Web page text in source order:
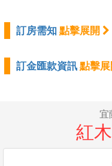
訂房需知 點擊展開
訂金匯款資訊 點擊展
宜
紅